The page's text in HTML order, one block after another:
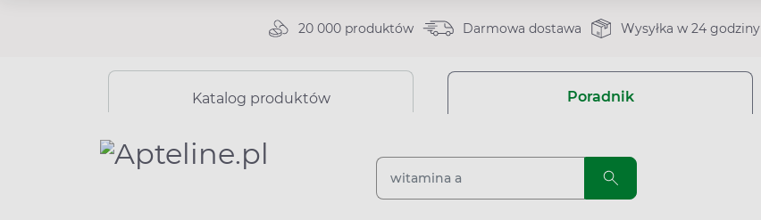
20 000 produktów Darmowa dostawa Wysyłka w 24 godziny
Katalog produktów Poradnik